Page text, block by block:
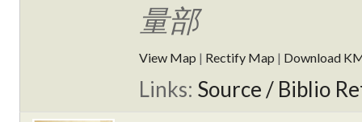
量部
View Map | Rectify Map | Download
Links: Source / Biblio